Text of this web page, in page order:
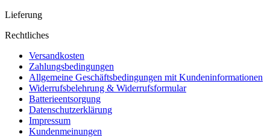
Lieferung
Rechtliches
Versandkosten
Zahlungsbedingungen
Allgemeine Geschäftsbedingungen mit Kundeninformationen
Widerrufsbelehrung & Widerrufsformular
Batterieentsorgung
Datenschutzerklärung
Impressum
Kundenmeinungen